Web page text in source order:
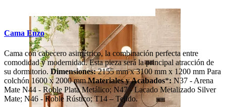
Cama Enzo
Cama con cabecero asimétrico, la combinación perfecta entre
comodidad y modernidad. Esta pieza será la principal atracción de
su dormitorio. Dimensiones:2155 mm x 3100 mm x 1200 mm Para
colchón 1600 x 2000 mmMateriales y Acabados*:N37 - Arena
Mate N44 - Roble Plata Metálico; N47 - Lacado Metalizado Silver
Mate; N46 - Roble Rústico; T14 – Tejido.